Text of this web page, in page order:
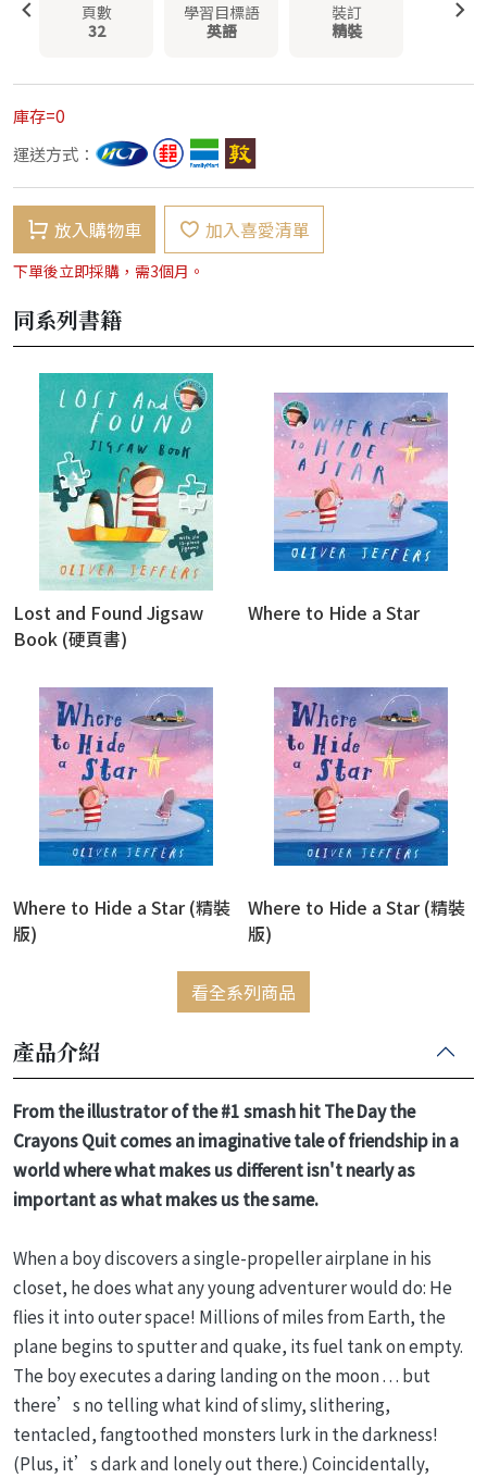
頁數
32
學習目標語
英語
裝訂
精裝
庫存=0
運送方式：
放入購物車 加入喜愛清單
下單後立即採購，需3個月。
同系列書籍
Lost and Found Jigsaw
Book (硬頁書)
Where to Hide a Star
Where to Hide a Star (精裝
版)
Where to Hide a Star (精裝
版)
看全系列商品
產品介紹
From the illustrator of the #1 smash hit The Day the
Crayons Quit comes an imaginative tale of friendship in a
world where what makes us different isn't nearly as
important as what makes us the same.
When a boy discovers a single-propeller airplane in his
closet, he does what any young adventurer would do: He
flies it into outer space! Millions of miles from Earth, the
plane begins to sputter and quake, its fuel tank on empty.
The boy executes a daring landing on the moon . . . but
there’s no telling what kind of slimy, slithering,
tentacled, fangtoothed monsters lurk in the darkness!
(Plus, it’s dark and lonely out there.) Coincidentally,